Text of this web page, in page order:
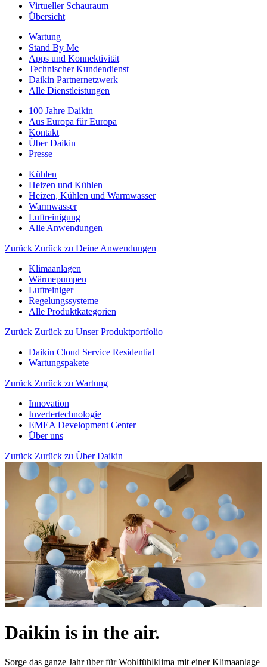
Virtueller Schauraum
Übersicht
Wartung
Stand By Me
Apps und Konnektivität
Technischer Kundendienst
Daikin Partnernetzwerk
Alle Dienstleistungen
100 Jahre Daikin
Aus Europa für Europa
Kontakt
Über Daikin
Presse
Kühlen
Heizen und Kühlen
Heizen, Kühlen und Warmwasser
Warmwasser
Luftreinigung
Alle Anwendungen
Zurück Zurück zu Deine Anwendungen
Klimaanlagen
Wärmepumpen
Luftreiniger
Regelungssysteme
Alle Produktkategorien
Zurück Zurück zu Unser Produktportfolio
Daikin Cloud Service Residential
Wartungspakete
Zurück Zurück zu Wartung
Innovation
Invertertechnologie
EMEA Development Center
Über uns
Zurück Zurück zu Über Daikin
Daikin is in the air.
Sorge das ganze Jahr über für Wohlfühlklima mit einer Klimaanlage